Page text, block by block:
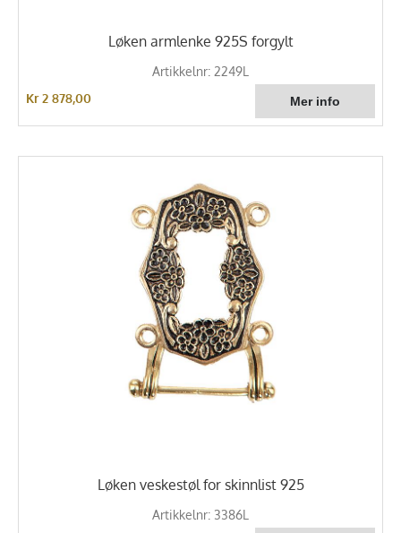
Løken armlenke 925S forgylt
Artikkelnr: 2249L
Kr 2 878,00
Løken veskestøl for skinnlist 925
Artikkelnr: 3386L